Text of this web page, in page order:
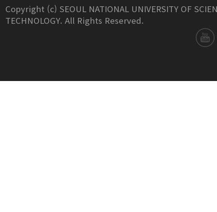
Copyright (c) SEOUL NATIONAL UNIVERSITY OF
TECHNOLOGY. All Rights Reserved.